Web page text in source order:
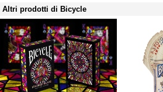
Altri prodotti di Bicycle